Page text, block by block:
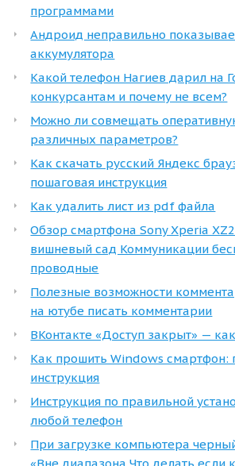
программами
Андроид неправильно
аккумулятора
Какой телефон Нагиев дарил на
конкурсантам и почему не всем?
Можно ли совмещать
различных параметров?
Как скачать русский Яндекс
пошаговая инструкция
Как удалить лист из pdf файла
Обзор смартфона Sony Xperia
вишневый сад Коммуникации
проводные
Полезные возможности
на ютубе писать комментарии
ВКонтакте «Доступ закрыт» —
Как прошить Windows смартфон:
инструкция
Инструкция по правильной
любой телефон
При загрузке компьютера